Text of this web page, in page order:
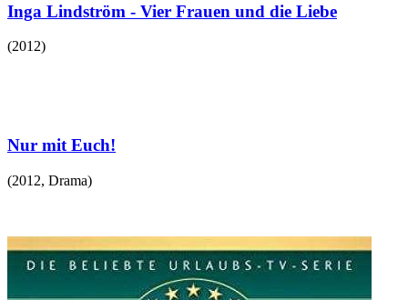
Inga Lindström - Vier Frauen und die Liebe
(2012)
Nur mit Euch!
(2012, Drama)